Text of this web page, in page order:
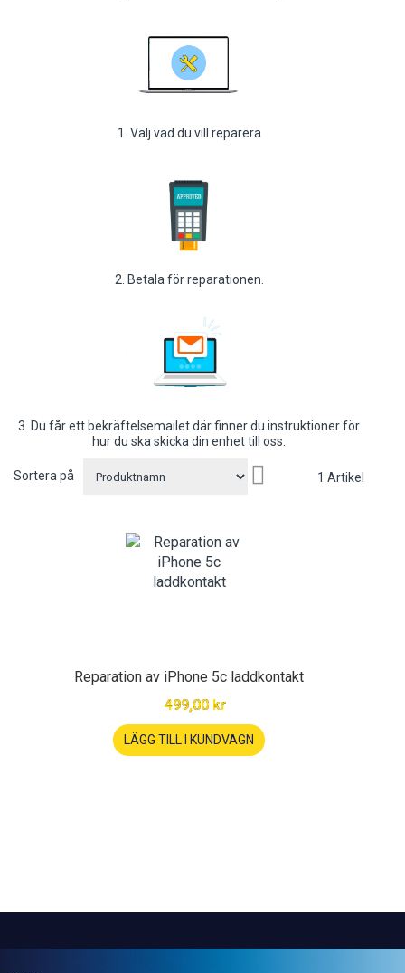
1. Välj vad du vill reparera
2. Betala för reparationen.
3. Du får ett bekräftelsemailet där finner du instruktioner för
hur du ska skicka din enhet till oss.
1 Artikel
Sortera på
Reparation av iPhone 5c laddkontakt
499,00 kr
LÄGG TILL I KUNDVAGN